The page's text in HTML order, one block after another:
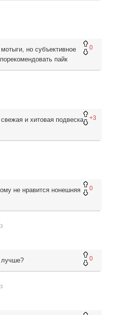
0
но субъективное
пайк
+3
и хитовая подвеска
0
не нравится нонешняя
0
лучше?